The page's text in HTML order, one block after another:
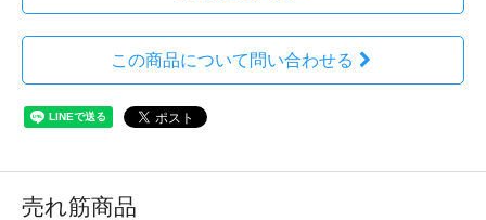
この商品について問い合わせる
売れ筋商品